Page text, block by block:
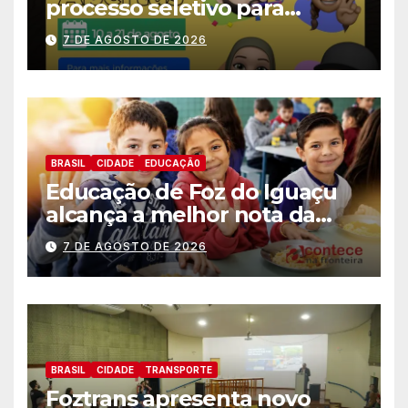
processo seletivo para
estagiários
7 DE AGOSTO DE 2026
BRASIL CIDADE EDUCAÇÃ0
Educação de Foz do Iguaçu
alcança a melhor nota da
história no IDEB
7 DE AGOSTO DE 2026
BRASIL CIDADE TRANSPORTE
Foztrans apresenta novo